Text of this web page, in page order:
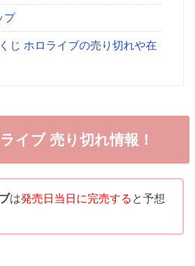
プ
じ ホロライブの売り切れや在
イブ 売り切れ情報！
は発売日当日に完売する と予想